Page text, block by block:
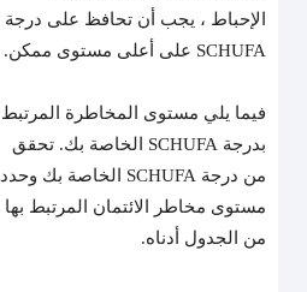
الإحباط ، يجب أن تحافظ على درجة
SCHUFA على أعلى مستوى ممكن.
فيما يلي مستوى المخاطرة المرتبط
بدرجة SCHUFA الخاصة بك. تحقق
من درجة SCHUFA الخاصة بك وحدد
مستوى مخاطر الائتمان المرتبط بها
من الجدول أدناه.